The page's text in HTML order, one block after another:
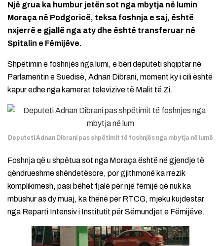
Një grua ka humbur jetën sot nga mbytja në lumin
Moraça në Podgoricë, teksa foshnja e saj, është
nxjerrë e gjallë nga aty dhe është transferuar në
Spitalin e Fëmijëve.
Shpëtimin e foshnjës nga lumi, e bëri deputeti shqiptar në
Parlamentin e Suedisë, Adnan Dibrani, moment ky i cili është
kapur edhe nga kamerat televizive të Malit të Zi.
Deputeti Adnan Dibrani pas shpëtimit të foshnjës nga mbytja në lumë
Foshnja që u shpëtua sot nga Moraça është në gjendje të
qëndrueshme shëndetësore, por gjithmonë ka rrezik
komplikimesh, pasi bëhet fjalë për një fëmijë që nuk ka
mbushur as dy muaj, ka thënë për RTCG, mjeku kujdestar
nga Reparti Intensiv i Institutit për Sëmundjet e Fëmijëve.